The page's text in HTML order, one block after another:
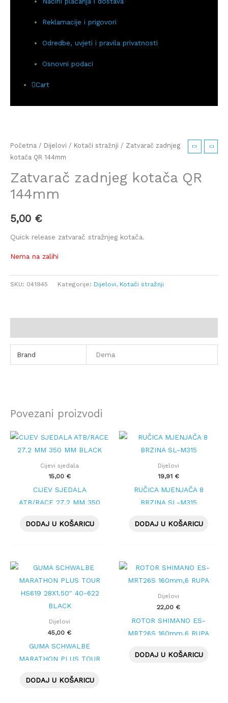
Reklamacije i prigovori
Odredbe, uvjeti i pravila privatnosti
Osnovni podaci
Cart
Početna / Dijelovi / Kotači stražnji / Zatvarač zadnjeg
kotača QR 144mm
Zatvarač zadnjeg kotača QR
144mm
5,00 €
Quick release zatvarač stražnjeg kotača.
Nema na zalihi
SKU: 041945 Kategorije: Dijelovi, Kotači stražnji
Brand Dema
Povezani proizvodi
Cijevi sjedala
15,00 €
CIJEV SJEDALA
ATB/RACE 27.2 MM 350
DODAJ U KOŠARICU
Dijelovi
19,91 €
RUČICA MJENJAČA 8
BRZINA SL-M315
DODAJ U KOŠARICU
Dijelovi
45,00 €
GUMA SCHWALBE
MARATHON PLUS TOUR
BLACK
DODAJ U KOŠARICU
Dijelovi
22,00 €
ROTOR SHIMANO ES-
MRT26S 160mm,6 RUPA
DODAJ U KOŠARICU